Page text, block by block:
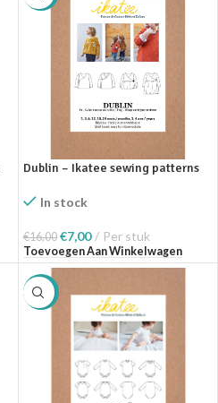
Dublin – Ikatee sewing patterns
In stock
€16,00 €7,00 Per stuk
Toevoegen Aan Winkelwagen
SALE